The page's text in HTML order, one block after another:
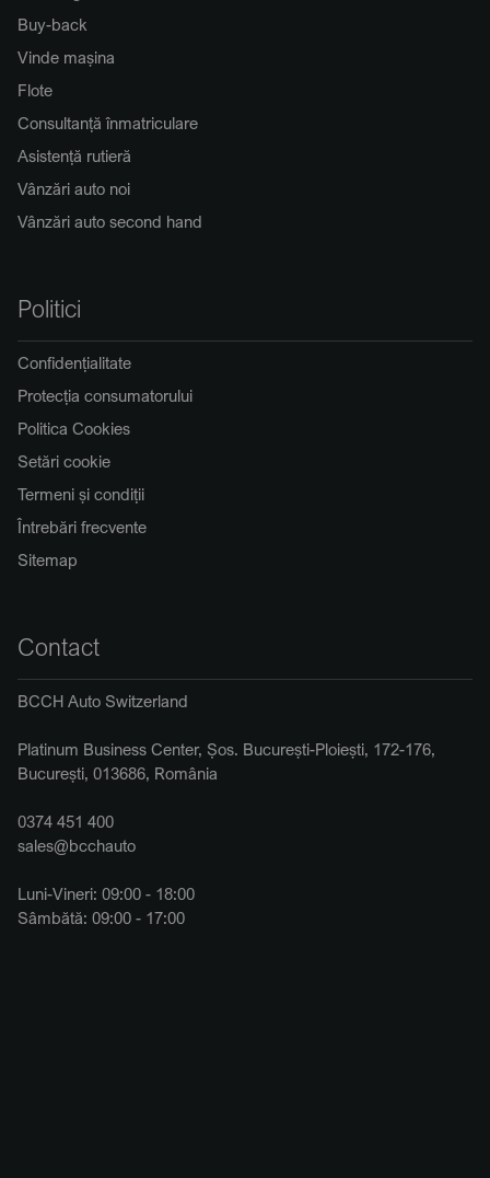
Buy-back
Vinde mașina
Flote
Consultanță înmatriculare
Asistență rutieră
Vânzări auto noi
Vânzări auto second hand
Politici
Confidențialitate
Protecția consumatorului
Politica Cookies
Setări cookie
Termeni și condiții
Întrebări frecvente
Sitemap
Contact
BCCH Auto Switzerland
Platinum Business Center, Șos. București-Ploiești, 172-176,
București, 013686, România
0374 451 400
sales@bcchauto
Luni-Vineri: 09:00 - 18:00
Sâmbătă: 09:00 - 17:00